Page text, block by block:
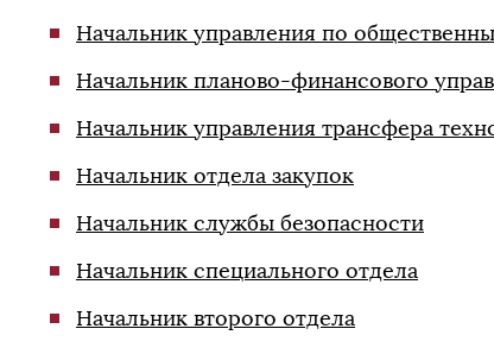
Начальник управления по
Начальник планово-финансового
Начальник управления трансфера
Начальник отдела закупок
Начальник службы безопасности
Начальник специального отдела
Начальник второго отдела